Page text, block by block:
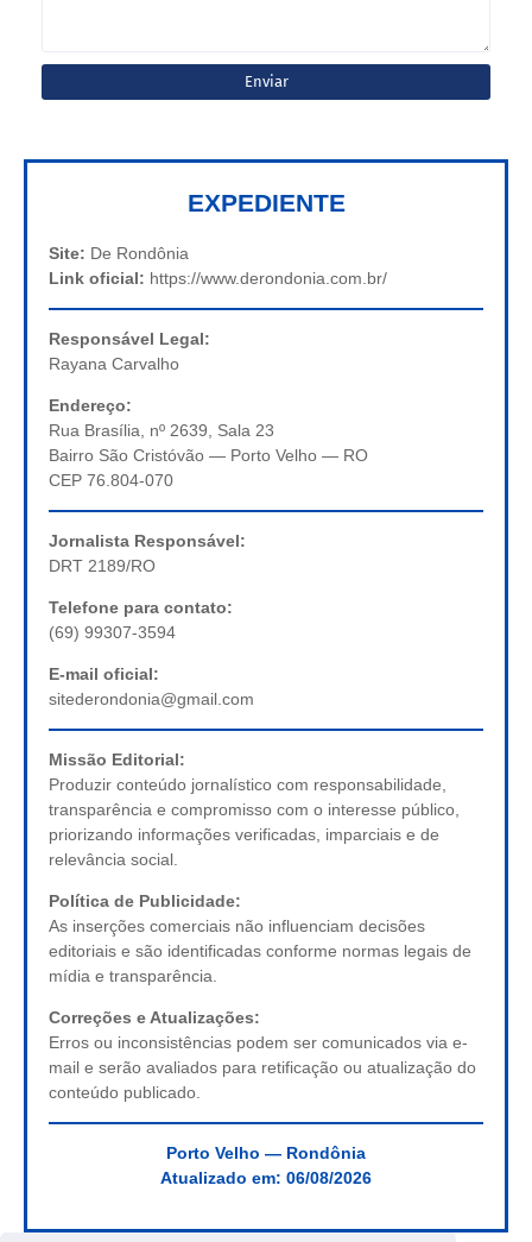
EXPEDIENTE
Site: De Rondônia
Link oficial: https://www.derondonia.com.br/
Responsável Legal:
Rayana Carvalho
Endereço:
Rua Brasília, nº 2639, Sala 23
Bairro São Cristóvão — Porto Velho — RO
CEP 76.804-070
Jornalista Responsável:
DRT 2189/RO
Telefone para contato:
(69) 99307-3594
E-mail oficial:
sitederondonia@gmail.com
Missão Editorial:
Produzir conteúdo jornalístico com responsabilidade,
transparência e compromisso com o interesse público,
priorizando informações verificadas, imparciais e de
relevância social.
Política de Publicidade:
As inserções comerciais não influenciam decisões
editoriais e são identificadas conforme normas legais de
mídia e transparência.
Correções e Atualizações:
Erros ou inconsistências podem ser comunicados via e-
mail e serão avaliados para retificação ou atualização do
conteúdo publicado.
Porto Velho — Rondônia
Atualizado em: 06/08/2026